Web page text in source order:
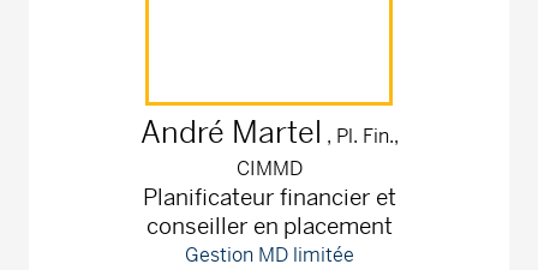
André Martel , Pl. Fin.,
CIMMD
Planificateur financier et
conseiller en placement
Gestion MD limitée